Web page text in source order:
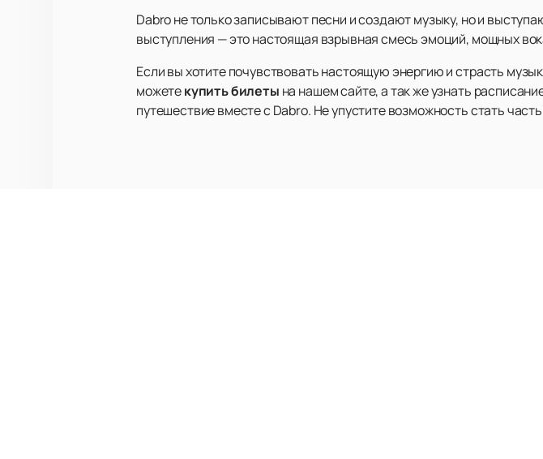
Dabro не только записывают песни и создают музыку, но и
выступления — это настоящая взрывная смесь эмоций, мощных
Если вы хотите почувствовать настоящую энергию и страсть
можетекупить билеты на нашем сайте, а так же узнать
путешествие вместе с Dabro. Не упустите возможность стать